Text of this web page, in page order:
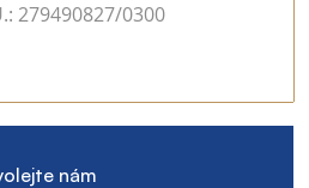
279490827/0300
nám